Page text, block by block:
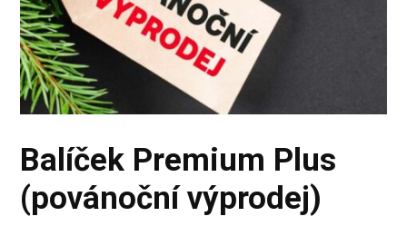
Balíček Premium Plus
(povánoční výprodej)